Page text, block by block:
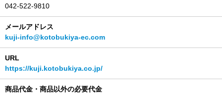
042-522-9810
メールアドレス
kuji-info@kotobukiya-ec.com
URL
https://kuji.kotobukiya.co.jp/
商品代金・商品以外の必要代金